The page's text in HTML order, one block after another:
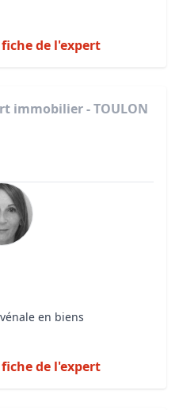
de l'expert
immobilier - TOULON
en biens
de l'expert